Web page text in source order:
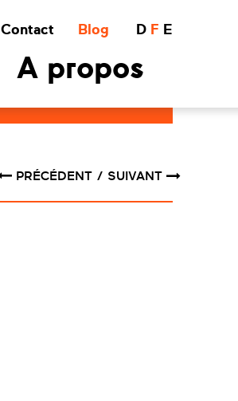
Contact Blog D F E
A propos
PRÉCÉDENT SUIVANT